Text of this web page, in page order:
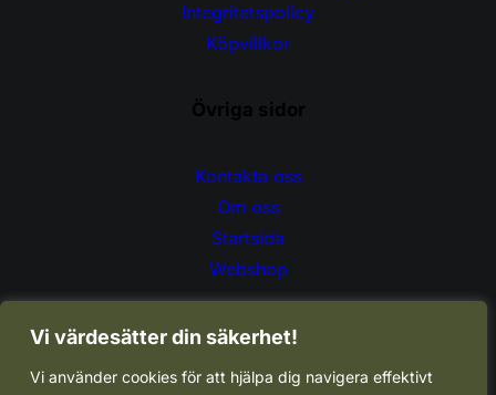
Vi värdesätter din säkerhet!
Vi använder cookies för att hjälpa dig navigera effektivt
Integritetspolicy
Köpvillkor
Övriga sidor
Kontakta oss
Om oss
Startsida
Webshop